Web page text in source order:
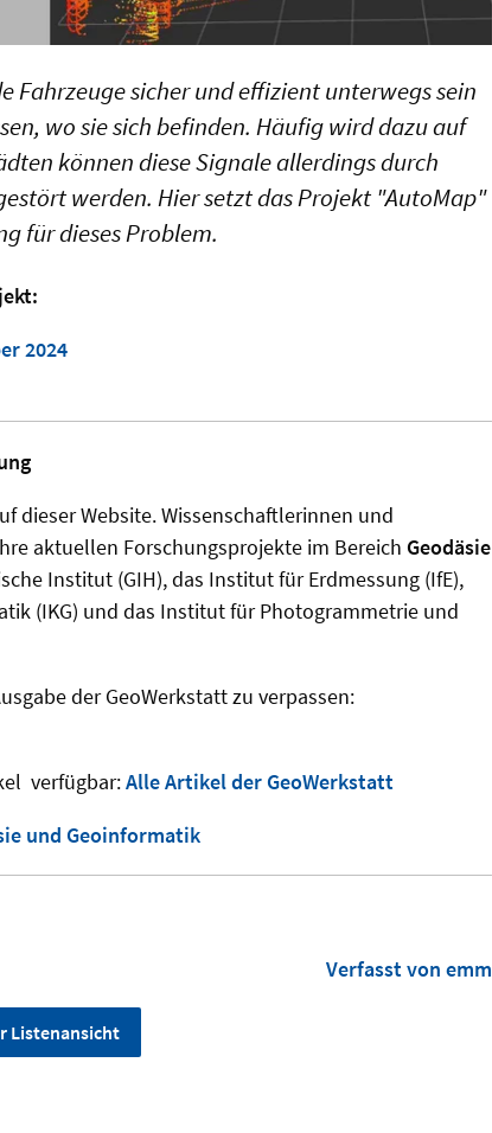
sicher und effizient unterwegs sein
wo sie sich befinden. Häufig wird dazu auf
können diese Signale allerdings durch
werden. Hier setzt das Projekt "AutoMap"
für dieses Problem.
2024
dieser Website. Wissenschaftlerinnen und
aktuellen Forschungsprojekte im Bereich Geodäsie
Institut (GIH), das Institut für Erdmessung (IfE),
(IKG) und das Institut für Photogrammetrie und
der GeoWerkstatt zu verpassen:
verfügbar:Alle Artikel der GeoWerkstatt
und Geoinformatik
Verfasst von emm
Listenansicht